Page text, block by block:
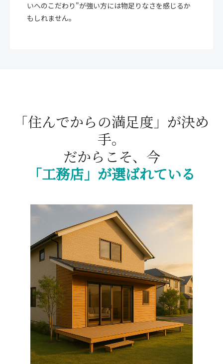
いへのこだわり"が強い方には物足りなさを感じるか
もしれません。
「住んでからの満足度」が決め
手。
だからこそ、今
「工務店」が選ばれている